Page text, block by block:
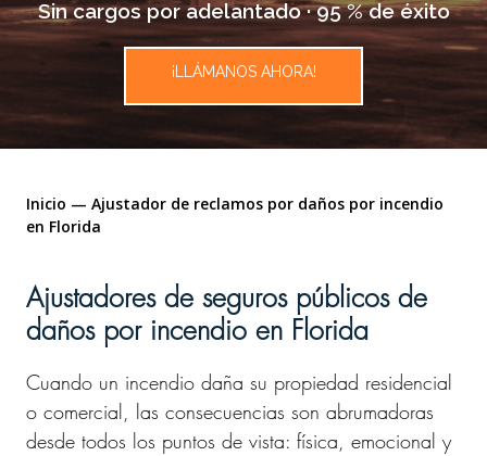
Sin cargos por adelantado · 95 % de éxito
¡LLÁMANOS AHORA!
Inicio — Ajustador de reclamos por daños por incendio
en Florida
Ajustadores de seguros públicos de
daños por incendio en Florida
Cuando un incendio daña su propiedad residencial
o comercial, las consecuencias son abrumadoras
desde todos los puntos de vista: física, emocional y